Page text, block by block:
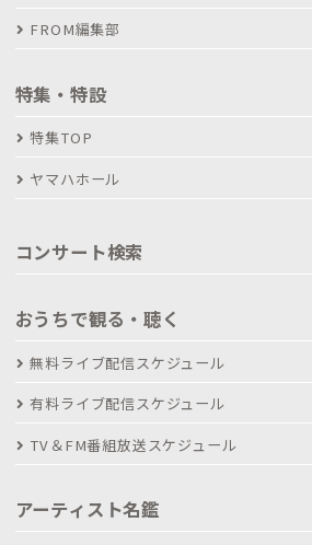
FROM編集部
特集・特設
特集TOP
ヤマハホール
コンサート検索
おうちで観る・聴く
無料ライブ配信スケジュール
有料ライブ配信スケジュール
TV＆FM番組放送スケジュール
アーティスト名鑑